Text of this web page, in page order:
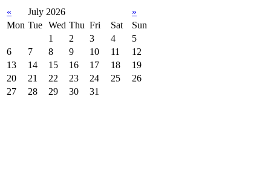
« July 2026
»
Mon Tue Wed Thu Fri Sat
Sun
1
2 3 4
5
6
7 8 9 10 11
12
13
14 15 16 17 18
19
20
21 22 23 24 25
26
27
28 29 30 31